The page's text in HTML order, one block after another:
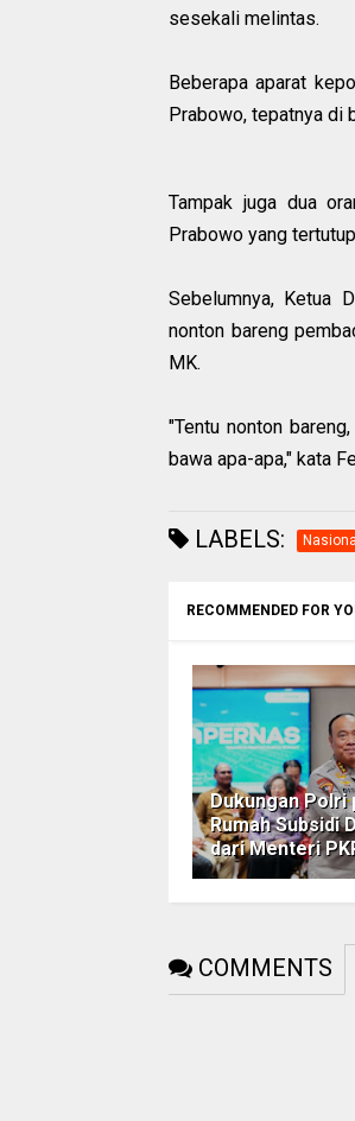
sesekali melintas.
Beberapa aparat
Prabowo, tepatnya di
Tampak juga dua
Prabowo yang
Sebelumnya, Ketua
nonton bareng
MK.
"Tentu nonton
bawa apa-apa," kata
LABELS: Nasional
RECOMMENDED FOR
Dukungan Polri
Rumah Subsidi
dari Menteri
COMMENTS